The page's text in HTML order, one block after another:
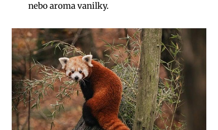
nebo aroma vanilky.